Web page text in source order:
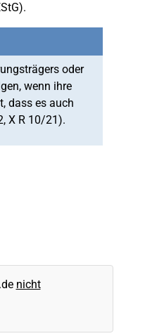
oder
wenn ihre
dass es auch
X R 10/21).
nicht